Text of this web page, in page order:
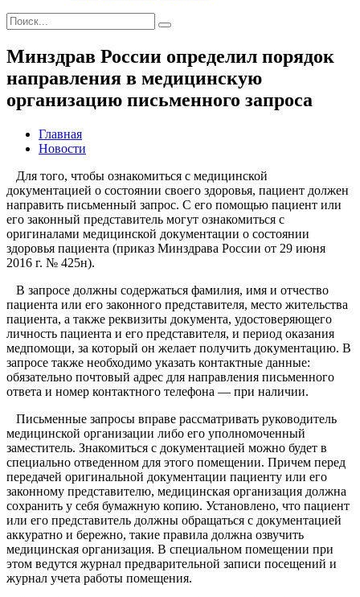
Минздрав России определил порядок
направления в медицинскую
организацию письменного запроса
Главная
Новости
Для того, чтобы ознакомиться с медицинской
документацией о состоянии своего здоровья, пациент должен
направить письменный запрос. С его помощью пациент или
его законный представитель могут ознакомиться с
оригиналами медицинской документации о состоянии
здоровья пациента (приказ Минздрава России от 29 июня
2016 г. № 425н).
В запросе должны содержаться фамилия, имя и отчество
пациента или его законного представителя, место жительства
пациента, а также реквизиты документа, удостоверяющего
личность пациента и его представителя, и период оказания
медпомощи, за который он желает получить документацию. В
запросе также необходимо указать контактные данные:
обязательно почтовый адрес для направления письменного
ответа и номер контактного телефона — при наличии.
Письменные запросы вправе рассматривать руководитель
медицинской организации либо его уполномоченный
заместитель. Знакомиться с документацией можно будет в
специально отведенном для этого помещении. Причем перед
передачей оригинальной документации пациенту или его
законному представителю, медицинская организация должна
сохранить у себя бумажную копию. Установлено, что пациент
или его представитель должны обращаться с документацией
аккуратно и бережно, такие правила должна озвучить
медицинская организация. В специальном помещении при
этом ведутся журнал предварительной записи посещений и
журнал учета работы помещения.